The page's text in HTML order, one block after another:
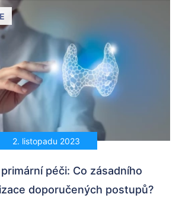
2. listopadu 2023
péči: Co zásadního
doporučených postupů?